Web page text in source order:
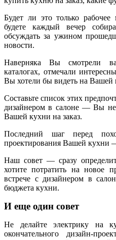
Будет ли это только
будете каждый вечер
обсуждать за ужином
новости.
Наверняка Вы смотрели
каталогах, отмечали
Вы хотели бы видеть на Вашей
Составьте список этих
дизайнером в салоне — Вы не
Вашей кухни на заказ.
Последний шаг перед
проектирования Вашей кухни
Наш совет — сразу
хотите потратить на новое
встрече с дизайнером в
бюджета кухни.
И еще один совет
Не делайте электрику на
окончательного дизайн-